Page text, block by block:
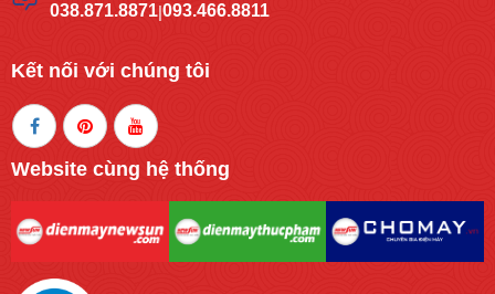
038.871.8871|093.466.8811
Kết nối với chúng tôi
Website cùng hệ thống